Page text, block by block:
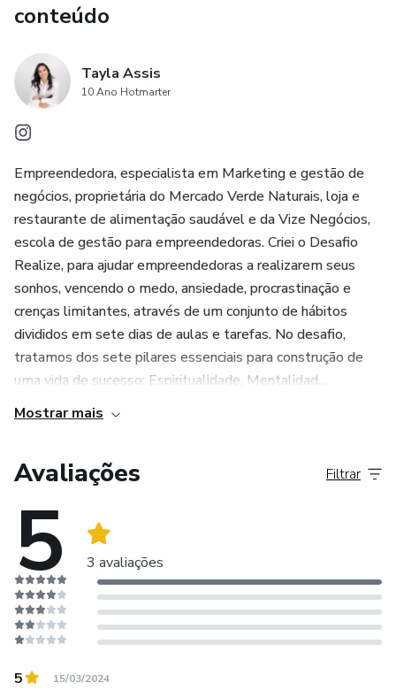
conteúdo
Tayla Assis
10 Ano Hotmarter
Empreendedora, especialista em Marketing e gestão de
negócios, proprietária do Mercado Verde Naturais, loja e
restaurante de alimentação saudável e da Vize Negócios,
escola de gestão para empreendedoras. Criei o Desafio
Realize, para ajudar empreendedoras a realizarem seus
sonhos, vencendo o medo, ansiedade, procrastinação e
crenças limitantes, através de um conjunto de hábitos
divididos em sete dias de aulas e tarefas. No desafio,
tratamos dos sete pilares essenciais para construção de
uma vida de sucesso: Espiritualidade, Mentalidad...
Mostrar mais
Avaliações
5 3 avaliações
Filtrar
5 15/03/2024